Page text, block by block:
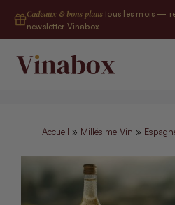
contenu
Cadeaux & bons plans tous les mois —
newsletter Vinabox
Accueil » Millésime Vin »